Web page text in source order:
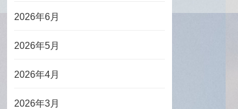
2026年6月
2026年5月
2026年4月
2026年3月